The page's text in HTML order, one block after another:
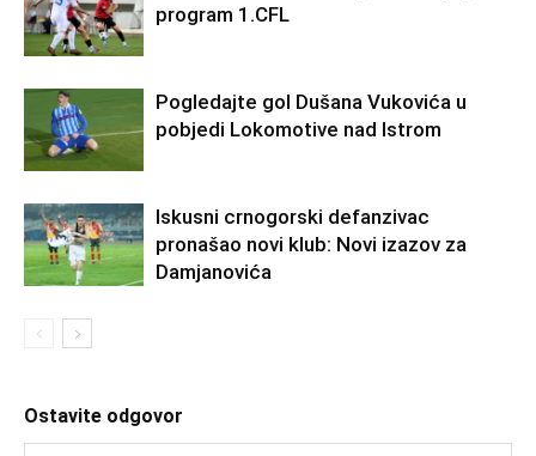
program 1.CFL
Pogledajte gol Dušana Vukovića u
pobjedi Lokomotive nad Istrom
Iskusni crnogorski defanzivac
pronašao novi klub: Novi izazov za
Damjanovića
Ostavite odgovor